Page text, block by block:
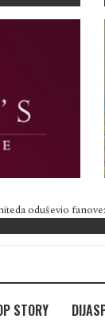
oduševio
STORY